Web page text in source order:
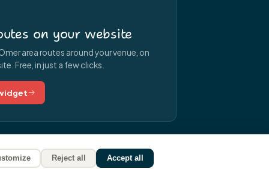
on your website
area routes around your venue, on
Free, in just a few clicks.
de Saint-Omer—🍪 Cookies
Reject all Accept all